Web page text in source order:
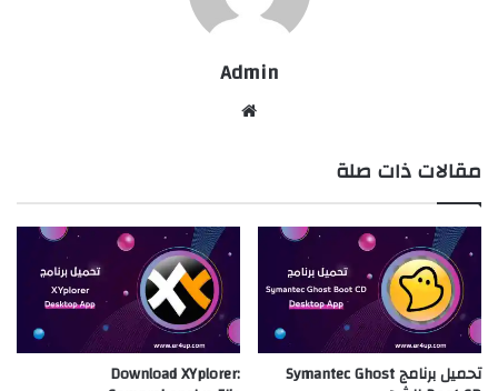
Admin
مقالات ذات صلة
تحميل برنامج Symantec Ghost Download XYplorer: